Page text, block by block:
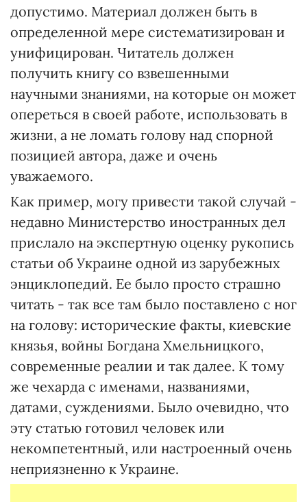
допустимо. Материал должен быть в
определенной мере систематизирован и
унифицирован. Читатель должен
получить книгу со взвешенными
научными знаниями, на которые он может
опереться в своей работе, использовать в
жизни, а не ломать голову над спорной
позицией автора, даже и очень
уважаемого.
Как пример, могу привести такой случай -
недавно Министерство иностранных дел
прислало на экспертную оценку рукопись
статьи об Украине одной из зарубежных
энциклопедий. Ее было просто страшно
читать - так все там было поставлено с ног
на голову: исторические факты, киевские
князья, войны Богдана Хмельницкого,
современные реалии и так далее. К тому
же чехарда с именами, названиями,
датами, суждениями. Было очевидно, что
эту статью готовил человек или
некомпетентный, или настроенный очень
неприязненно к Украине.